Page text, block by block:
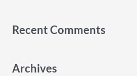
Recent Comments
Archives